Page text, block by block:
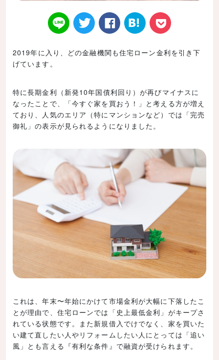
LINE
er book ックマー
2019年に入り、どの金融機関も住宅ローン金利を引き下
げています。
特に長期金利（新発10年国債利回り）が再びマイナスに
なったことで、「今すぐ家を買おう！」と考える方が増え
ており、人気のエリア（特にマンションなど）では「完売
御礼」の表示が見られるようになりました。
これは、年末〜年始にかけて市場金利が大幅に下落したこ
とが理由で、住宅ローンでは「史上最低金利」がキープさ
れている状態です。また新規借入でけでなく、家を買いた
い建て直したい人やリフォームしたい人にとっては「追い
風」とも言える『有利な条件』で融資が受けられます。